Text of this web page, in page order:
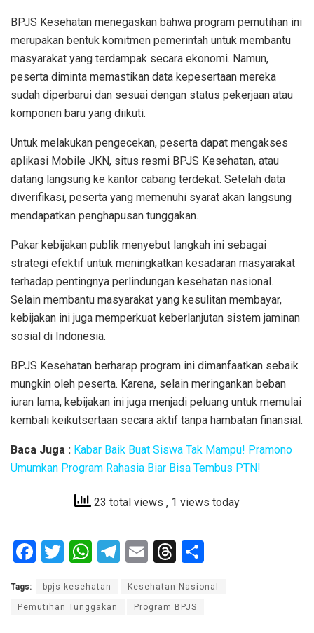
BPJS Kesehatan menegaskan bahwa program pemutihan ini
merupakan bentuk komitmen pemerintah untuk membantu
masyarakat yang terdampak secara ekonomi. Namun,
peserta diminta memastikan data kepesertaan mereka
sudah diperbarui dan sesuai dengan status pekerjaan atau
komponen baru yang diikuti.
Untuk melakukan pengecekan, peserta dapat mengakses
aplikasi Mobile JKN, situs resmi BPJS Kesehatan, atau
datang langsung ke kantor cabang terdekat. Setelah data
diverifikasi, peserta yang memenuhi syarat akan langsung
mendapatkan penghapusan tunggakan.
Pakar kebijakan publik menyebut langkah ini sebagai
strategi efektif untuk meningkatkan kesadaran masyarakat
terhadap pentingnya perlindungan kesehatan nasional.
Selain membantu masyarakat yang kesulitan membayar,
kebijakan ini juga memperkuat keberlanjutan sistem jaminan
sosial di Indonesia.
BPJS Kesehatan berharap program ini dimanfaatkan sebaik
mungkin oleh peserta. Karena, selain meringankan beban
iuran lama, kebijakan ini juga menjadi peluang untuk memulai
kembali keikutsertaan secara aktif tanpa hambatan finansial.
Baca Juga : Kabar Baik Buat Siswa Tak Mampu! Pramono
Umumkan Program Rahasia Biar Bisa Tembus PTN!
23 total views , 1 views today
F
ce
b
T
tt
er
W
at
s
T
e
gr
E
ail
T
e
a
ar
Tags: bpjs kesehatan Kesehatan Nasional
Pemutihan Tunggakan Program BPJS